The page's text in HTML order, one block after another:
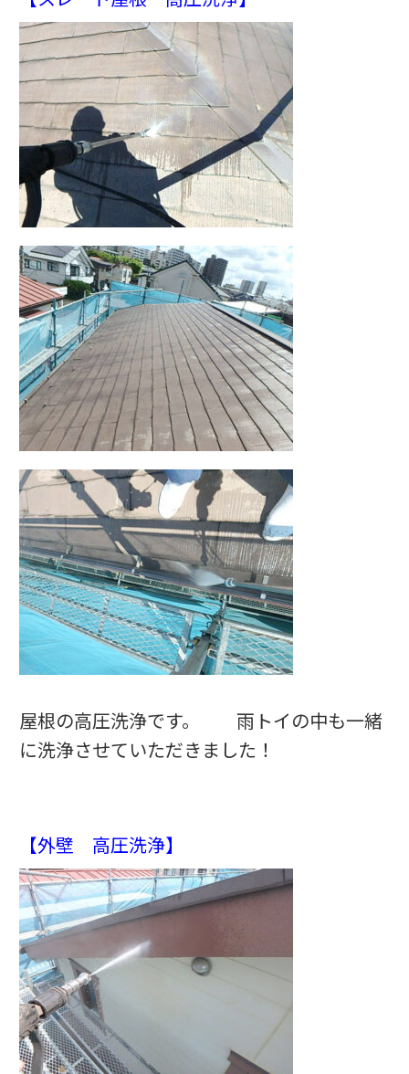
屋根の高圧洗浄です。 雨トイの中も一緒
に洗浄させていただきました！
【外壁 高圧洗浄】